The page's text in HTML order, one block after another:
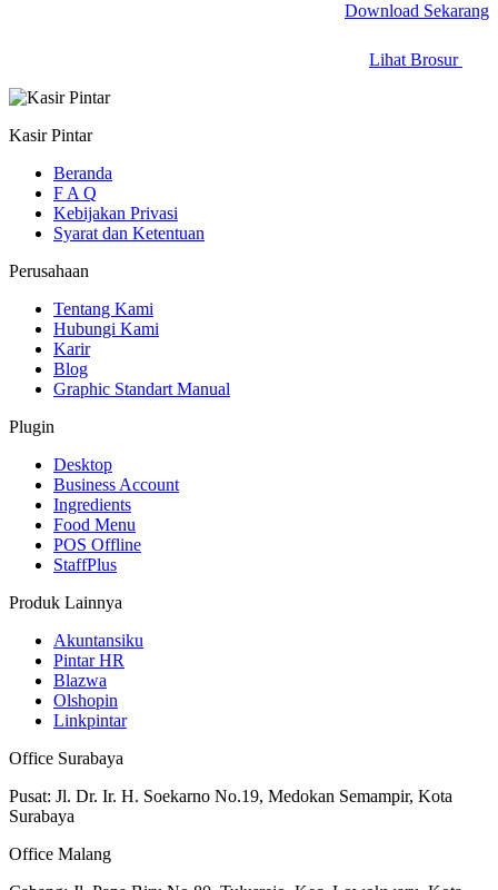
Download Sekarang
Lihat Brosur
Kasir Pintar
Beranda
F A Q
Kebijakan Privasi
Syarat dan Ketentuan
Perusahaan
Tentang Kami
Hubungi Kami
Karir
Blog
Graphic Standart Manual
Plugin
Desktop
Business Account
Ingredients
Food Menu
POS Offline
StaffPlus
Produk Lainnya
Akuntansiku
Pintar HR
Blazwa
Olshopin
Linkpintar
Office Surabaya
Pusat: Jl. Dr. Ir. H. Soekarno No.19, Medokan Semampir, Kota
Surabaya
Office Malang